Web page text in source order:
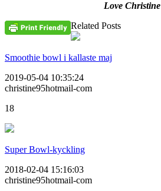
Love Christine
Related Posts
Smoothie bowl i kallaste maj
2019-05-04 10:35:24
christine95hotmail-com
18
Super Bowl-kyckling
2018-02-04 15:16:03
christine95hotmail-com